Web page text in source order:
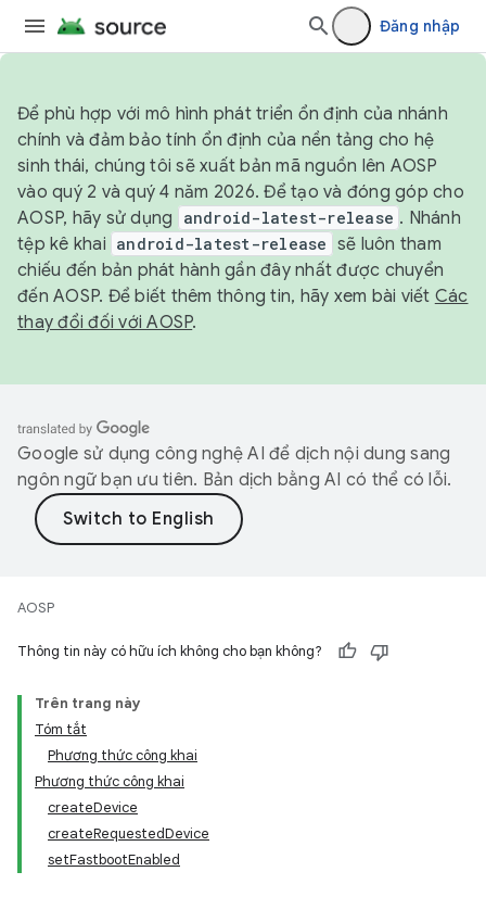
Đăng nhập
Để phù hợp với mô hình phát triển ổn định của nhánh
chính và đảm bảo tính ổn định của nền tảng cho hệ
sinh thái, chúng tôi sẽ xuất bản mã nguồn lên AOSP
vào quý 2 và quý 4 năm 2026. Để tạo và đóng góp cho
AOSP, hãy sử dụng
android-latest-release . Nhánh
tệp kê khai android-latest-release sẽ luôn tham
chiếu đến bản phát hành gần đây nhất được chuyển
đến AOSP. Để biết thêm thông tin, hãy xem bài viết Các
thay đổi đối với AOSP.
Google sử dụng công nghệ AI để dịch nội dung sang
ngôn ngữ bạn ưu tiên. Bản dịch bằng AI có thể có lỗi.
AOSP
Thông tin này có hữu ích không cho bạn không?
Trên trang này
Tóm tắt
Phương thức công khai
Phương thức công khai
createDevice
createRequestedDevice
setFastbootEnabled